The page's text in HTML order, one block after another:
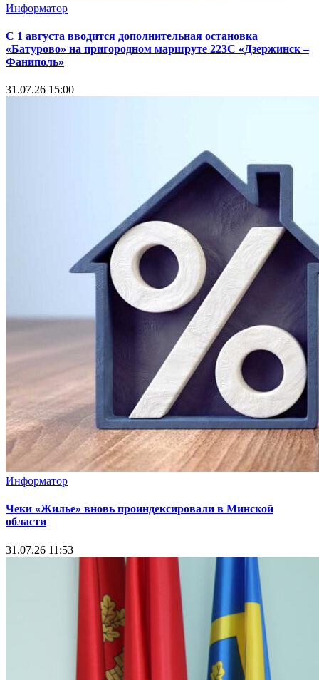
Информатор
С 1 августа вводится дополнительная остановка
«Батурово» на пригородном маршруте 223С «Дзержинск –
Фаниполь»
31.07.26 15:00
Информатор
Чеки «Жилье» вновь проиндексировали в Минской
области
31.07.26 11:53